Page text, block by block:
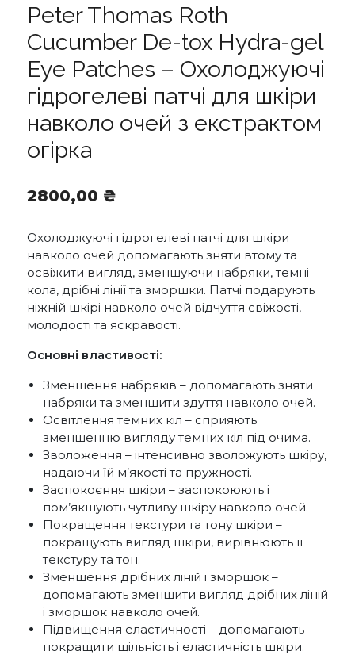
Peter Thomas Roth
Cucumber De-tox Hydra-gel
Eye Patches – Охолоджуючі
гідрогелеві патчі для шкіри
навколо очей з екстрактом
огірка
2800,00 ₴
Охолоджуючі гідрогелеві патчі для шкіри
навколо очей допомагають зняти втому та
освіжити вигляд, зменшуючи набряки, темні
кола, дрібні лінії та зморшки. Патчі подарують
ніжній шкірі навколо очей відчуття свіжості,
молодості та яскравості.
Основні властивості:
Зменшення набряків – допомагають зняти
набряки та зменшити здуття навколо очей.
Освітлення темних кіл – сприяють
зменшенню вигляду темних кіл під очима.
Зволоження – інтенсивно зволожують шкіру,
надаючи їй м’якості та пружності.
Заспокоєння шкіри – заспокоюють і
пом’якшують чутливу шкіру навколо очей.
Покращення текстури та тону шкіри –
покращують вигляд шкіри, вирівнюють її
текстуру та тон.
Зменшення дрібних ліній і зморшок –
допомагають зменшити вигляд дрібних ліній
і зморшок навколо очей.
Підвищення еластичності – допомагають
покращити щільність і еластичність шкіри.